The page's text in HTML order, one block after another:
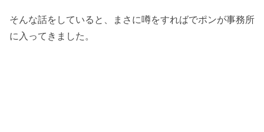
そんな話をしていると、まさに噂をすればでポンが事務所
に入ってきました。